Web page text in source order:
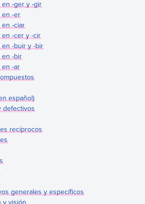
-ger y -gir
en -er
-ciar
-cer y -cir
-buir y -bir
en -bir
-ar
español)
defectivos
recíprocos
generales y específicos